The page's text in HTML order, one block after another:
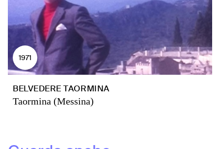
1971
BELVEDERE TAORMINA
Taormina (Messina)